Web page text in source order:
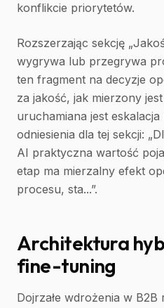
konflikcie priorytetów.
Rozszerzając sekcję
wygrywa lub przegrywa
ten fragment na decyzje
za jakość, jak mierzony
uruchamiana jest
odniesienia dla tej sekcji:
AI praktyczna wartość
etap ma mierzalny efekt
procesu, sta...”.
Architektura
fine-tuning
Dojrzałe wdrożenia w